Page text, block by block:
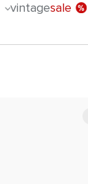
vintagesale